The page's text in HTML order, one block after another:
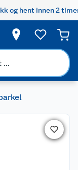
og hent innen 2